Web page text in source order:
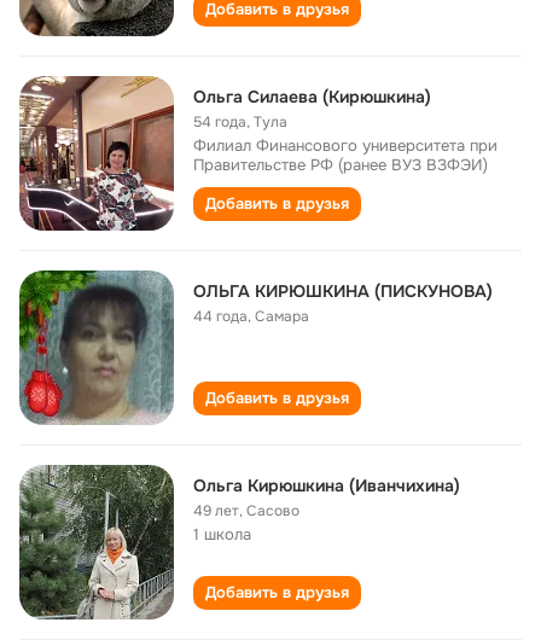
Добавить в друзья
Ольга Силаева (Кирюшкина)
54 года,Тула
Филиал Финансового университета при
Правительстве РФ (ранее ВУЗ ВЗФЭИ)
Добавить в друзья
ОЛЬГА КИРЮШКИНА (ПИСКУНОВА)
44 года,Самара
Добавить в друзья
Ольга Кирюшкина (Иванчихина)
49 лет,Сасово
1 школа
Добавить в друзья